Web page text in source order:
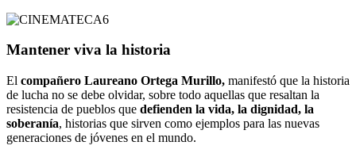
Mantener viva la historia
El compañero Laureano Ortega Murillo, manifestó que la historia
de lucha no se debe olvidar, sobre todo aquellas que resaltan la
resistencia de pueblos que defienden la vida, la dignidad, la
soberanía, historias que sirven como ejemplos para las nuevas
generaciones de jóvenes en el mundo.